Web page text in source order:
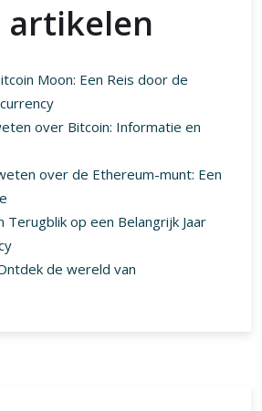
artikelen
Moon: Een Reis door de
over Bitcoin: Informatie en
over de Ethereum-munt: Een
Terugblik op een Belangrijk Jaar
de wereld van